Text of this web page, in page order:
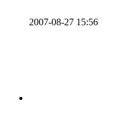
2007-08-27 15:56